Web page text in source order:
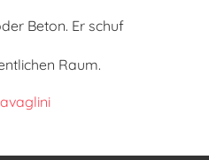
Beton. Er schuf
Raum.